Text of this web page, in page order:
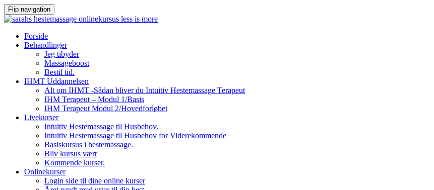
Flip navigation
VidereForside
Behandlinger
Jeg tibyder
Massageboost
Bestil tid.
IHMT Uddannelsen
Alt om IHMT -Sådan bliver du Intuitiv Hestemassage Terapeut
IHM Terapeut – Modul 1/Basis
IHM Terapeut Modul 2/Hovedforløbet
Livekurser
Intuitiv Hestemassage til Husbehov.
Intuitiv Hestemassage til Husbehov for Viderekommende
Basiskursus i hestemassage.
Bliv kursus vært
Kommende kurser.
Onlinekurser
Login side til dine online kurser